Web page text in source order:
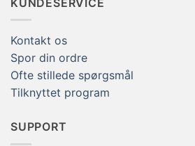
Kontakt os
Spor din ordre
Ofte stillede spørgsmål
Tilknyttet program
SUPPORT